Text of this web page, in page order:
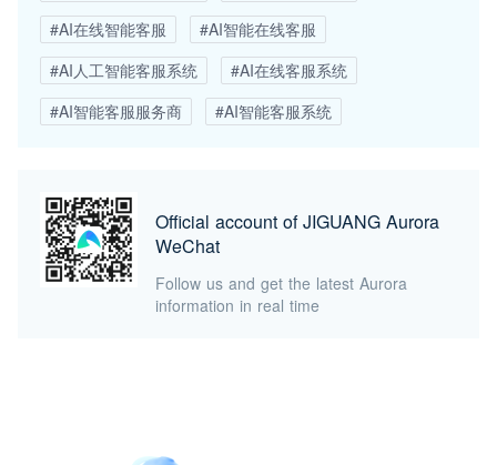
#AI在线智能客服
#AI智能在线客服
#AI人工智能客服系统
#AI在线客服系统
#AI智能客服服务商
#AI智能客服系统
Official account of JIGUANG Aurora
WeChat
Follow us and get the latest Aurora
information in real time